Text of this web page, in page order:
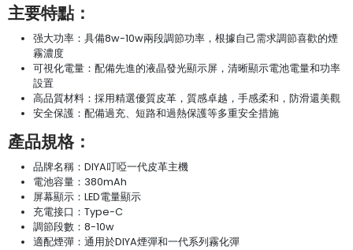
主要特點：
强大功率：具備8w-10w兩段調節功率，根據自己需求調節喜歡的煙
霧濃度
可視化電量：配備先進的液晶發光顯示屏，清晰顯示電池電量和功率
設置
高品質材料：採用精選優質皮革，質感卓越，手感柔和，防滑還美觀
安全保護：配備過充、短路和過熱保護等多重安全措施
產品規格：
品牌名稱：DIYA叮啞一代皮革主機
電池容量：380mAh
屏幕顯示：LED電量顯示
充電接口：Type-C
調節段數：8-10w
適配煙彈：通用於DIYA煙彈和一代系列霧化彈